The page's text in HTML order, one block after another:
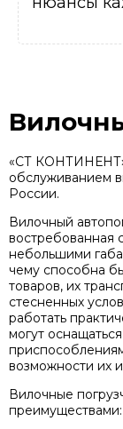
«СТ
обслуживанием
России.
Вилочный
востребованная
небольшими
чему способна
товаров, их
стесненных
работать
могут
возможности их
Вилочные
преимуществами: